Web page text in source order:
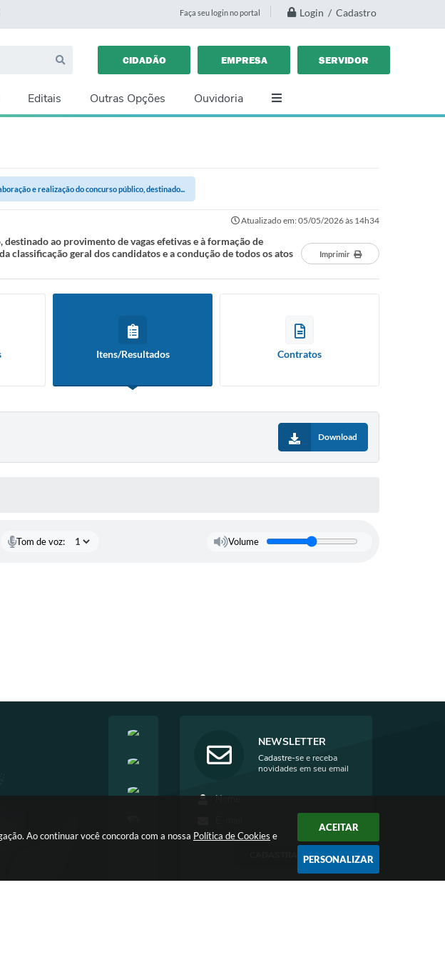
Ao continuar você concorda com a nossa Política de Cookies e
ACEITAR
PERSONALIZAR
Faça seu login no portal Login / Cadastro
CIDADÃO EMPRESA SERVIDOR
Editais Outras Opções Ouvidoria
e realização do concurso público, destinado...
Atualizado em: 05/05/2026 às 14h34
ao provimento de vagas efetivas e à formação de
classificação geral dos candidatos e a condução de todos os atos
Imprimir
Itens/Resultados Contratos
Download
Tom de voz: Volume
NEWSLETTER
Cadastre-se e receba
novidades em seu email